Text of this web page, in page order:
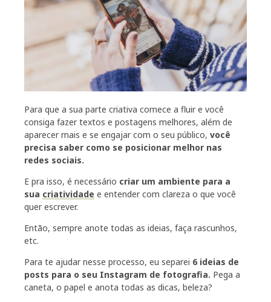
Para que a sua parte criativa comece a fluir e você
consiga fazer textos e postagens melhores, além de
aparecer mais e se engajar com o seu público, você
precisa saber como se posicionar melhor nas
redes sociais.
E pra isso, é necessário criar um ambiente para a
sua criatividade e entender com clareza o que você
quer escrever.
Então, sempre anote todas as ideias, faça rascunhos,
etc.
Para te ajudar nesse processo, eu separei 6 ideias de
posts para o seu Instagram de fotografia. Pega a
caneta, o papel e anota todas as dicas, beleza?